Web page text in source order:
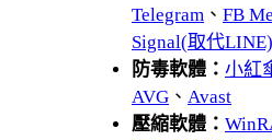
Telegram 、 FB
Signal(取代LINE)
防毒軟體： 小紅
AVG 、 Avast
壓縮軟體：